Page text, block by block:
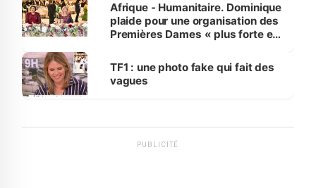
Afrique - Humanitaire. Dominique
plaide pour une organisation des
Premières Dames « plus forte et
sur la scène internationale »
TF1 : une photo fake qui fait des
vagues
PUBLICITÉ